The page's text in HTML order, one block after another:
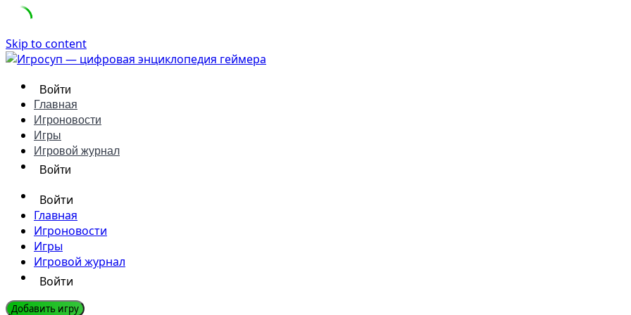
Skip to content
Войти
Главная
Игроновости
Игры
Игровой журнал
Войти
Войти
Главная
Игроновости
Игры
Игровой журнал
Войти
Добавить игру